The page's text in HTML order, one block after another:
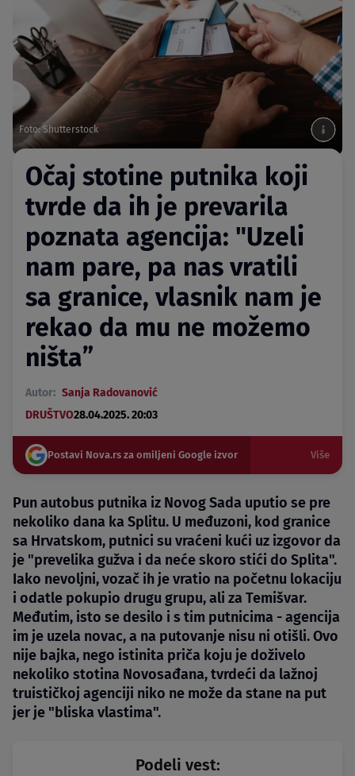
Foto: Shutterstock
Očaj stotine putnika koji
tvrde da ih je prevarila
poznata agencija: "Uzeli
nam pare, pa nas vratili
sa granice, vlasnik nam je
rekao da mu ne možemo
ništa”
Autor: Sanja Radovanović
DRUŠTVO28.04.2025. 20:03
Postavi Nova.rs za omiljeni Google izvor Više
Pun autobus putnika iz Novog Sada uputio se pre
nekoliko dana ka Splitu. U međuzoni, kod granice
sa Hrvatskom, putnici su vraćeni kući uz izgovor da
je "prevelika gužva i da neće skoro stići do Splita".
Iako nevoljni, vozač ih je vratio na početnu lokaciju
i odatle pokupio drugu grupu, ali za Temišvar.
Međutim, isto se desilo i s tim putnicima - agencija
im je uzela novac, a na putovanje nisu ni otišli. Ovo
nije bajka, nego istinita priča koju je doživelo
nekoliko stotina Novosađana, tvrdeći da lažnoj
truističkoj agenciji niko ne može da stane na put
jer je "bliska vlastima".
Podeli vest: